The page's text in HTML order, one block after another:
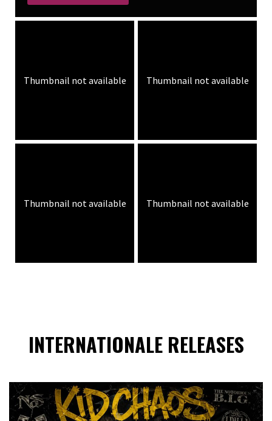
Thumbnail not available Thumbnail not available
Thumbnail not available Thumbnail not available
INTERNATIONALE RELEASES